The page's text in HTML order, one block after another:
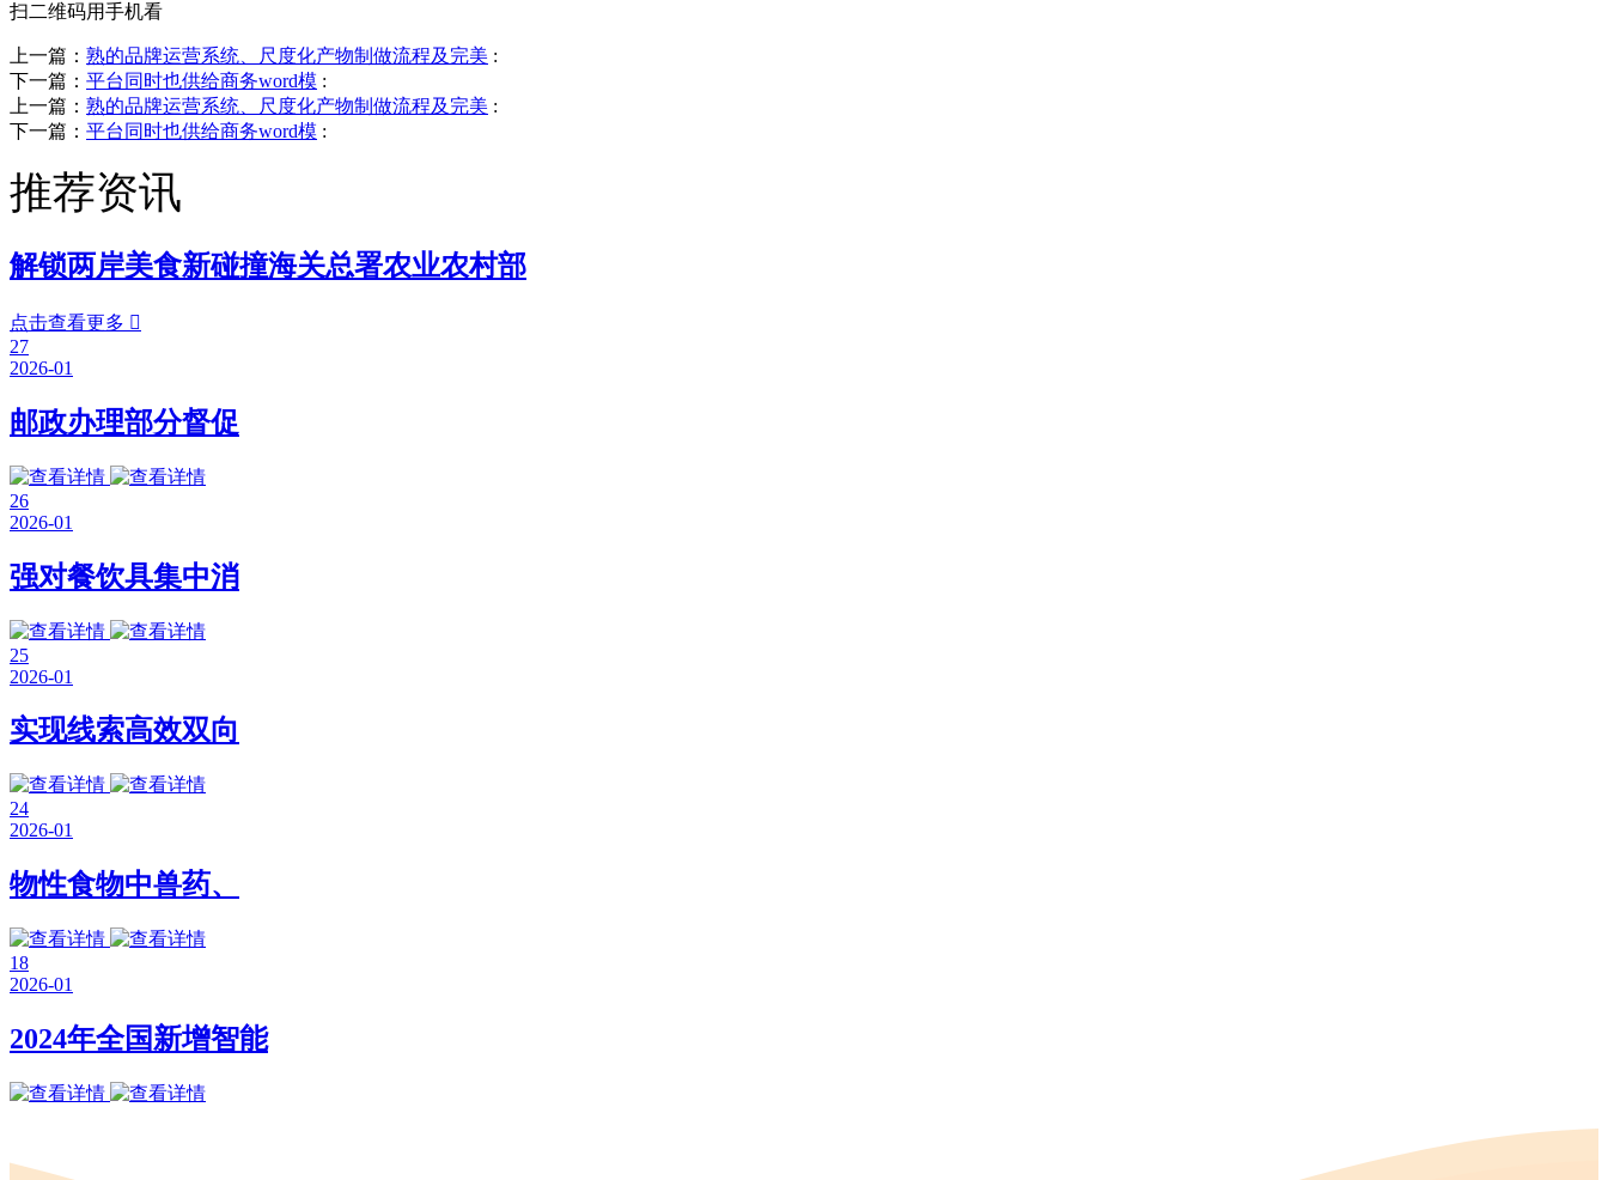
扫二维码用手机看
上一篇： 熟的品牌运营系统、尺度化产物制做流程及完美 :
下一篇： 平台同时也供给商务word模 :
上一篇： 熟的品牌运营系统、尺度化产物制做流程及完美 :
下一篇： 平台同时也供给商务word模 :
推荐资讯
解锁两岸美食新碰撞海关总署农业农村部
点击查看更多 
27
2026-01
邮政办理部分督促
26
2026-01
强对餐饮具集中消
25
2026-01
实现线索高效双向
24
2026-01
物性食物中兽药、
18
2026-01
2024年全国新增智能